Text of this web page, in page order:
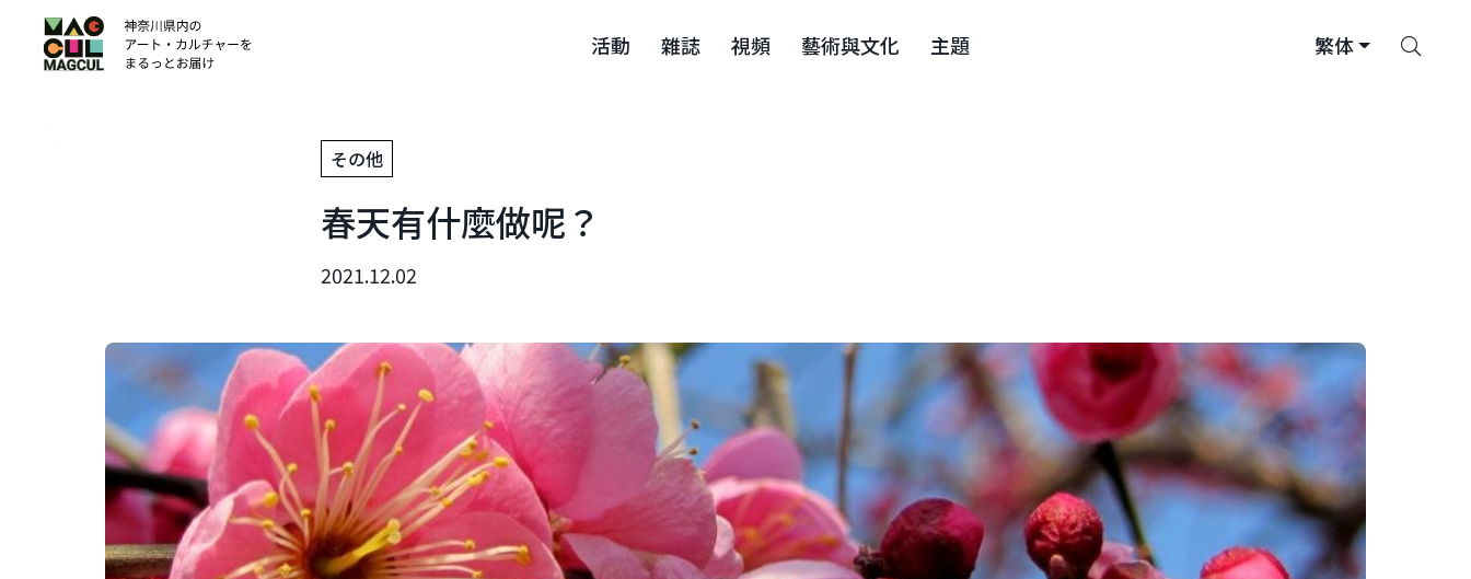
活動 雜誌 視頻 藝術與文化 主題 繁体
索
ン
テ
ン
その他
春天有什麼做呢？
2021.12.02